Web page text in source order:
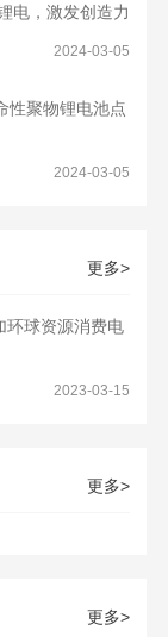
电，激发创造力
2024-03-05
性聚物锂电池点
2024-03-05
更多>
环球资源消费电
2023-03-15
更多>
更多>